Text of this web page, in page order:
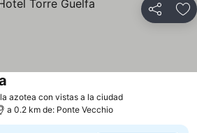
Compartir
azotea con vistas a la ciudad
a 0.2 km de: Ponte Vecchio